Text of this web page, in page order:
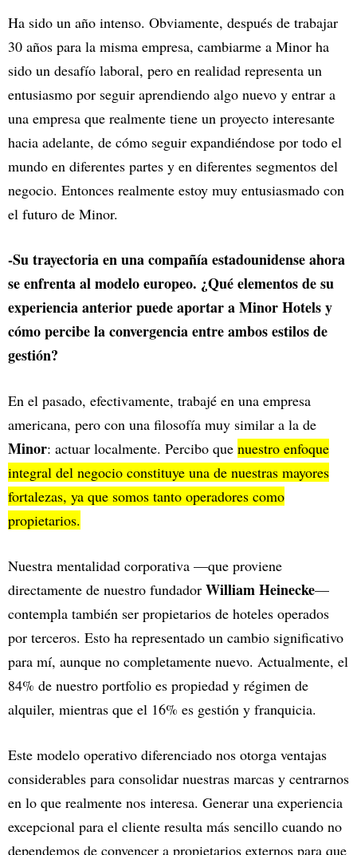
Ha sido un año intenso. Obviamente, después de trabajar
30 años para la misma empresa, cambiarme a Minor ha
sido un desafío laboral, pero en realidad representa un
entusiasmo por seguir aprendiendo algo nuevo y entrar a
una empresa que realmente tiene un proyecto interesante
hacia adelante, de cómo seguir expandiéndose por todo el
mundo en diferentes partes y en diferentes segmentos del
negocio. Entonces realmente estoy muy entusiasmado con
el futuro de Minor.
-Su trayectoria en una compañía estadounidense ahora
se enfrenta al modelo europeo. ¿Qué elementos de su
experiencia anterior puede aportar a Minor Hotels y
cómo percibe la convergencia entre ambos estilos de
gestión?
En el pasado, efectivamente, trabajé en una empresa
americana, pero con una filosofía muy similar a la de
Minor: actuar localmente. Percibo que nuestro enfoque
integral del negocio constituye una de nuestras mayores
fortalezas, ya que somos tanto operadores como
propietarios.
Nuestra mentalidad corporativa —que proviene
directamente de nuestro fundador William Heinecke—
contempla también ser propietarios de hoteles operados
por terceros. Esto ha representado un cambio significativo
para mí, aunque no completamente nuevo. Actualmente, el
84% de nuestro portfolio es propiedad y régimen de
alquiler, mientras que el 16% es gestión y franquicia.
Este modelo operativo diferenciado nos otorga ventajas
considerables para consolidar nuestras marcas y centrarnos
en lo que realmente nos interesa. Generar una experiencia
excepcional para el cliente resulta más sencillo cuando no
dependemos de convencer a propietarios externos para que